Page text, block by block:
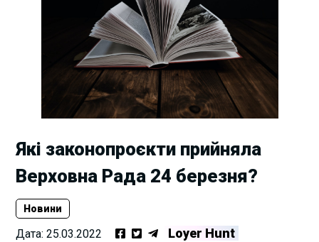
Які законопроєкти прийняла
Верховна Рада 24 березня?
Новини
Дата:25.03.2022 Loyer Hunt